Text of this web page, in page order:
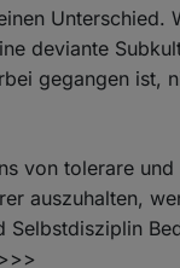
Unterschied.
deviante
gegangen ist,
von tolerare
auszuhalten,
Selbstdisziplin